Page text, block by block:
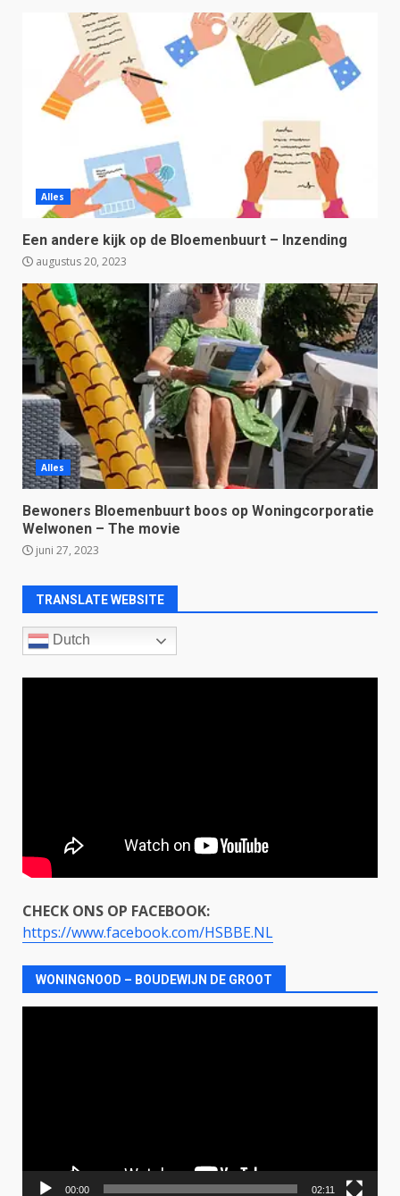
Alles
Een andere kijk op de Bloemenbuurt – Inzending
augustus 20, 2023
Alles
Bewoners Bloemenbuurt boos op Woningcorporatie
Welwonen – The movie
juni 27, 2023
TRANSLATE WEBSITE
Dutch
CHECK ONS OP FACEBOOK:
https://www.facebook.com/HSBBE.NL
WONINGNOOD – BOUDEWIJN DE GROOT
00:00 02:11